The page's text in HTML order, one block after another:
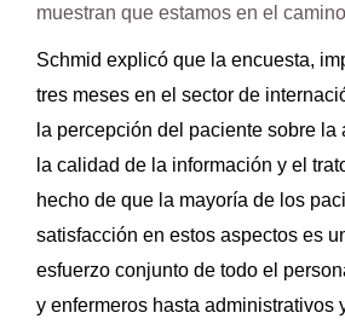
muestran que estamos en el
Schmid explicó que la encuesta,
tres meses en el sector de
la percepción del paciente sobre la
la calidad de la información y el
hecho de que la mayoría de los
satisfacción en estos aspectos es
esfuerzo conjunto de todo el
y enfermeros hasta administrativos